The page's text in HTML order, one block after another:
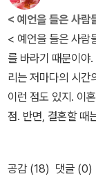
에 끝나, 별들과 행
천 년에 한 번밖에
진이 일어나게 되고
기 번개가 하늘을
는 이 운명의 날에
지 독감, 혹은 조류
와 소와 닭들의 복
에 테러가 일어나
제들, 특히 가장 광
< 예언을 들은 사람
< 예언을 들은 사람
를 바라기 때문이
리는 저마다의 시
이런 점도 있지. 이
점. 반면, 결혼할 때
라에서 애꾸눈은
다른 사람들처럼 만
공감 (18) 댓글 (0)